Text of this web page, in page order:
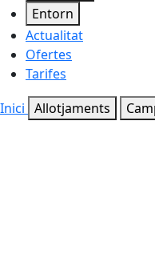
Entorn
Actualitat
Ofertes
Tarifes
Inici Allotjaments